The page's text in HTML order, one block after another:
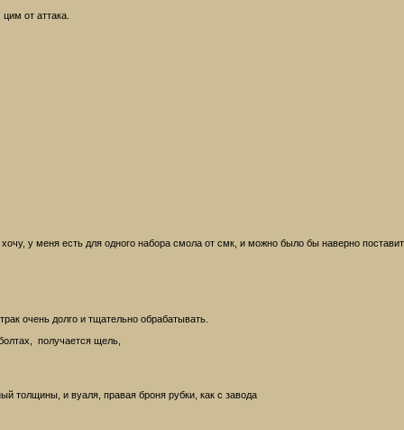
от аттака.
у меня есть для одного набора смола от смк, и можно было бы наверно
очень долго и тщательно обрабатывать.
получается щель,
толщины, и вуаля, правая броня рубки, как с завода